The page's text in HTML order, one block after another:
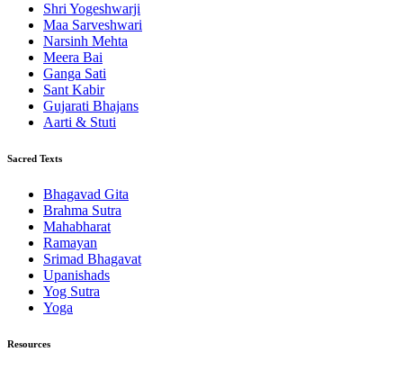
Shri Yogeshwarji
Maa Sarveshwari
Narsinh Mehta
Meera Bai
Ganga Sati
Sant Kabir
Gujarati Bhajans
Aarti & Stuti
Sacred Texts
Bhagavad Gita
Brahma Sutra
Mahabharat
Ramayan
Srimad Bhagavat
Upanishads
Yog Sutra
Yoga
Resources